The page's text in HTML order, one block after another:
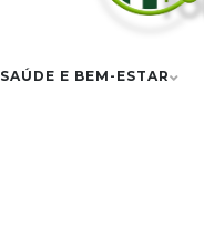
SAÚDE E BEM-ESTAR